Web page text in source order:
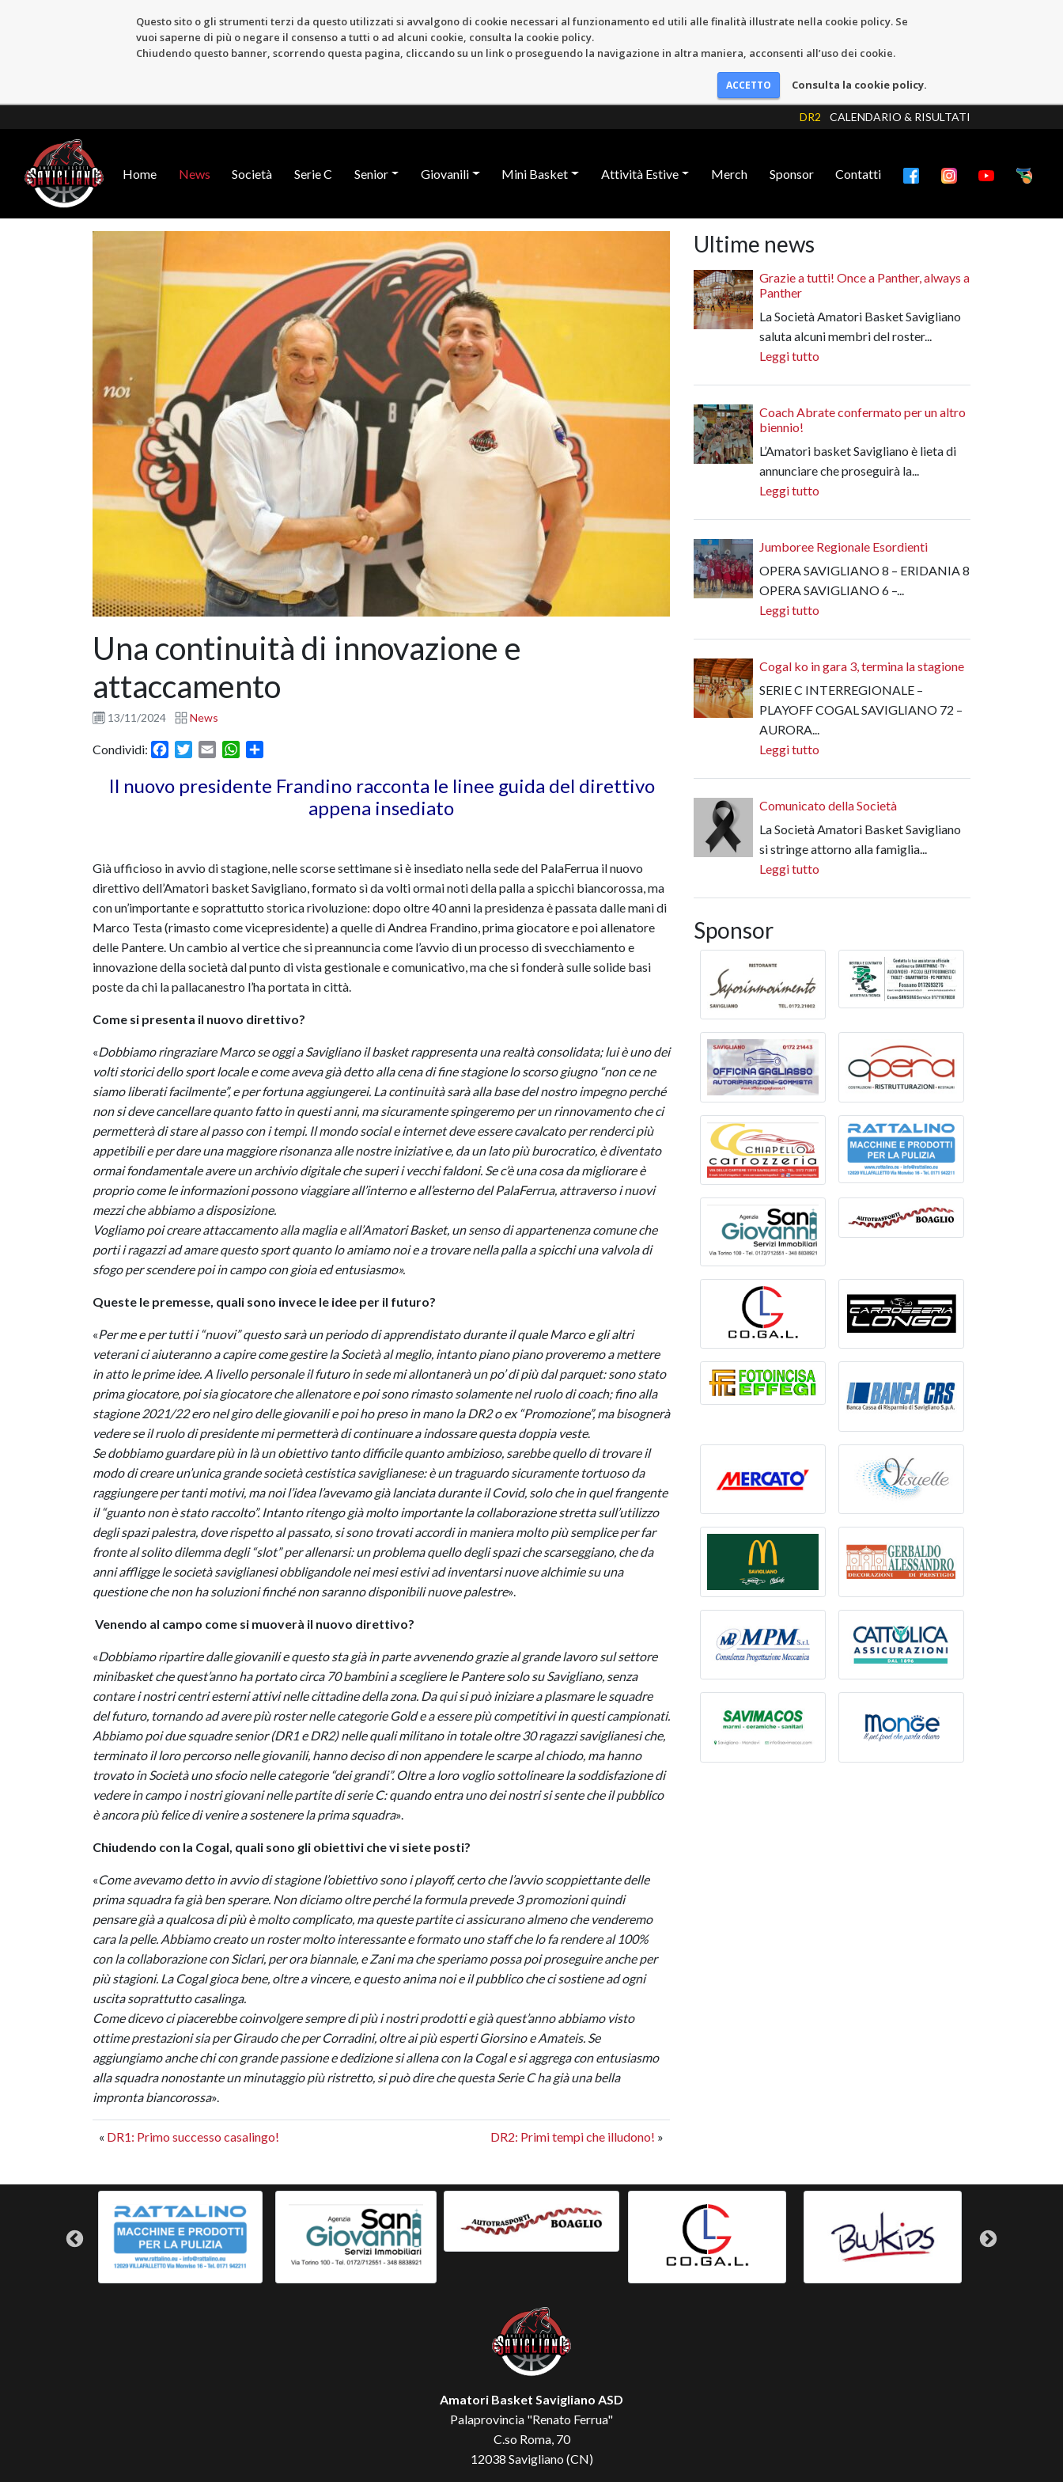
Questo sito o gli strumenti terzi da questo utilizzati si avvalgono di cookie necessari al funzionamento ed utili alle finalità illustrate nella cookie policy. Se
vuoi saperne di più o negare il consenso a tutti o ad alcuni cookie, consulta la cookie policy.
Chiudendo questo banner, scorrendo questa pagina, cliccando su un link o proseguendo la navigazione in altra maniera, acconsenti all’uso dei cookie.
Consulta la cookie policy.
DR2 CALENDARIO & RISULTATI
Home News Società Serie C Senior Giovanili Mini Basket Attività Estive Merch Sponsor Contatti
Una continuità di innovazione e
attaccamento
13/11/2024 News
Condividi: FacebookTwitter
Email WhatsApp
Il nuovo presidente Frandino racconta le linee guida del direttivo
appena insediato
Già ufficioso in avvio di stagione, nelle scorse settimane si è insediato nella sede del PalaFerrua il nuovo
direttivo dell’Amatori basket Savigliano, formato sì da volti ormai noti della palla a spicchi biancorossa, ma
con un’importante e soprattutto storica rivoluzione: dopo oltre 40 anni la presidenza è passata dalle mani di
Marco Testa (rimasto come vicepresidente) a quelle di Andrea Frandino, prima giocatore e poi allenatore
delle Pantere. Un cambio al vertice che si preannuncia come l’avvio di un processo di svecchiamento e
innovazione della società dal punto di vista gestionale e comunicativo, ma che si fonderà sulle solide basi
poste da chi la pallacanestro l’ha portata in città.
Come si presenta il nuovo direttivo?
«Dobbiamo ringraziare Marco se oggi a Savigliano il basket rappresenta una realtà consolidata; lui è uno dei
volti storici dello sport locale e come aveva già detto alla cena di fine stagione lo scorso giugno “non ce ne
siamo liberati facilmente”, e per fortuna aggiungerei. La continuità sarà alla base del nostro impegno perché
non si deve cancellare quanto fatto in questi anni, ma sicuramente spingeremo per un rinnovamento che ci
permetterà di stare al passo con i tempi. Il mondo social e internet deve essere cavalcato per renderci più
appetibili e per dare una maggiore risonanza alle nostre iniziative e, da un lato più burocratico, è diventato
ormai fondamentale avere un archivio digitale che superi i vecchi faldoni. Se c’è una cosa da migliorare è
proprio come le informazioni possono viaggiare all’interno e all’esterno del PalaFerrua, attraverso i nuovi
mezzi che abbiamo a disposizione.
Vogliamo poi creare attaccamento alla maglia e all’Amatori Basket, un senso di appartenenza comune che
porti i ragazzi ad amare questo sport quanto lo amiamo noi e a trovare nella palla a spicchi una valvola di
sfogo per scendere poi in campo con gioia ed entusiasmo».
Queste le premesse, quali sono invece le idee per il futuro?
«Per me e per tutti i “nuovi” questo sarà un periodo di apprendistato durante il quale Marco e gli altri
veterani ci aiuteranno a capire come gestire la Società al meglio, intanto piano piano proveremo a mettere
in atto le prime idee. A livello personale il futuro in sede mi allontanerà un po’ di più dal parquet: sono stato
prima giocatore, poi sia giocatore che allenatore e poi sono rimasto solamente nel ruolo di coach; fino alla
stagione 2021/22 ero nel giro delle giovanili e poi ho preso in mano la DR2 o ex “Promozione”, ma bisognerà
vedere se il ruolo di presidente mi permetterà di continuare a indossare questa doppia veste.
Se dobbiamo guardare più in là un obiettivo tanto difficile quanto ambizioso, sarebbe quello di trovare il
modo di creare un’unica grande società cestistica saviglianese: è un traguardo sicuramente tortuoso da
raggiungere per tanti motivi, ma noi l’idea l’avevamo già lanciata durante il Covid, solo che in quel frangente
il “guanto non è stato raccolto”. Intanto ritengo già molto importante la collaborazione stretta sull’utilizzo
degli spazi palestra, dove rispetto al passato, si sono trovati accordi in maniera molto più semplice per far
fronte al solito dilemma degli “slot” per allenarsi: un problema quello degli spazi che scarseggiano, che da
anni affligge le società saviglianesi obbligandole nei mesi estivi ad inventarsi nuove alchimie su una
questione che non ha soluzioni finché non saranno disponibili nuove palestre».
Venendo al campo come si muoverà il nuovo direttivo?
«Dobbiamo ripartire dalle giovanili e questo sta già in parte avvenendo grazie al grande lavoro sul settore
minibasket che quest’anno ha portato circa 70 bambini a scegliere le Pantere solo su Savigliano, senza
contare i nostri centri esterni attivi nelle cittadine della zona. Da qui si può iniziare a plasmare le squadre
del futuro, tornando ad avere più roster nelle categorie Gold e a essere più competitivi in questi campionati.
Abbiamo poi due squadre senior (DR1 e DR2) nelle quali militano in totale oltre 30 ragazzi saviglianesi che,
terminato il loro percorso nelle giovanili, hanno deciso di non appendere le scarpe al chiodo, ma hanno
trovato in Società uno sfocio nelle categorie “dei grandi”. Oltre a loro voglio sottolineare la soddisfazione di
vedere in campo i nostri giovani nelle partite di serie C: quando entra uno dei nostri si sente che il pubblico
è ancora più felice di venire a sostenere la prima squadra».
Chiudendo con la Cogal, quali sono gli obiettivi che vi siete posti?
«Come avevamo detto in avvio di stagione l’obiettivo sono i playoff, certo che l’avvio scoppiettante delle
prima squadra fa già ben sperare. Non diciamo oltre perché la formula prevede 3 promozioni quindi
pensare già a qualcosa di più è molto complicato, ma queste partite ci assicurano almeno che venderemo
cara la pelle. Abbiamo creato un roster molto interessante e formato uno staff che lo fa rendere al 100%
con la collaborazione con Siclari, per ora biannale, e Zani ma che speriamo possa poi proseguire anche per
più stagioni. La Cogal gioca bene, oltre a vincere, e questo anima noi e il pubblico che ci sostiene ad ogni
uscita soprattutto casalinga.
Come dicevo ci piacerebbe coinvolgere sempre di più i nostri prodotti e già quest’anno abbiamo visto
ottime prestazioni sia per Giraudo che per Corradini, oltre ai più esperti Giorsino e Amateis. Se
aggiungiamo anche chi con grande passione e dedizione si allena con la Cogal e si aggrega con entusiasmo
alla squadra nonostante un minutaggio più ristretto, si può dire che questa Serie C ha già una bella
impronta biancorossa».
« DR1: Primo successo casalingo! DR2: Primi tempi che illudono! »
Ultime news
Grazie a tutti! Once a Panther, always a
Panther
La Società Amatori Basket Savigliano
saluta alcuni membri del roster...
Leggi tutto
Coach Abrate confermato per un altro
biennio!
L’Amatori basket Savigliano è lieta di
annunciare che proseguirà la...
Leggi tutto
Jumboree Regionale Esordienti
OPERA SAVIGLIANO 8 – ERIDANIA 8
OPERA SAVIGLIANO 6 –...
Leggi tutto
Cogal ko in gara 3, termina la stagione
SERIE C INTERREGIONALE –
PLAYOFF COGAL SAVIGLIANO 72 –
AURORA...
Leggi tutto
Comunicato della Società
La Società Amatori Basket Savigliano
si stringe attorno alla famiglia...
Leggi tutto
Sponsor
Amatori Basket Savigliano ASD
Palaprovincia "Renato Ferrua"
C.so Roma, 70
12038 Savigliano (CN)